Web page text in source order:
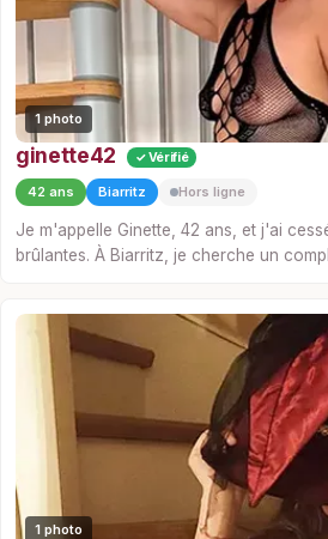
1 photo
ginette42 ✓ Vérifié
42 ans Biarritz Hors ligne
Je m'appelle Ginette, 42 ans, et j'ai
brûlantes. À Biarritz, je cherche un
1 photo